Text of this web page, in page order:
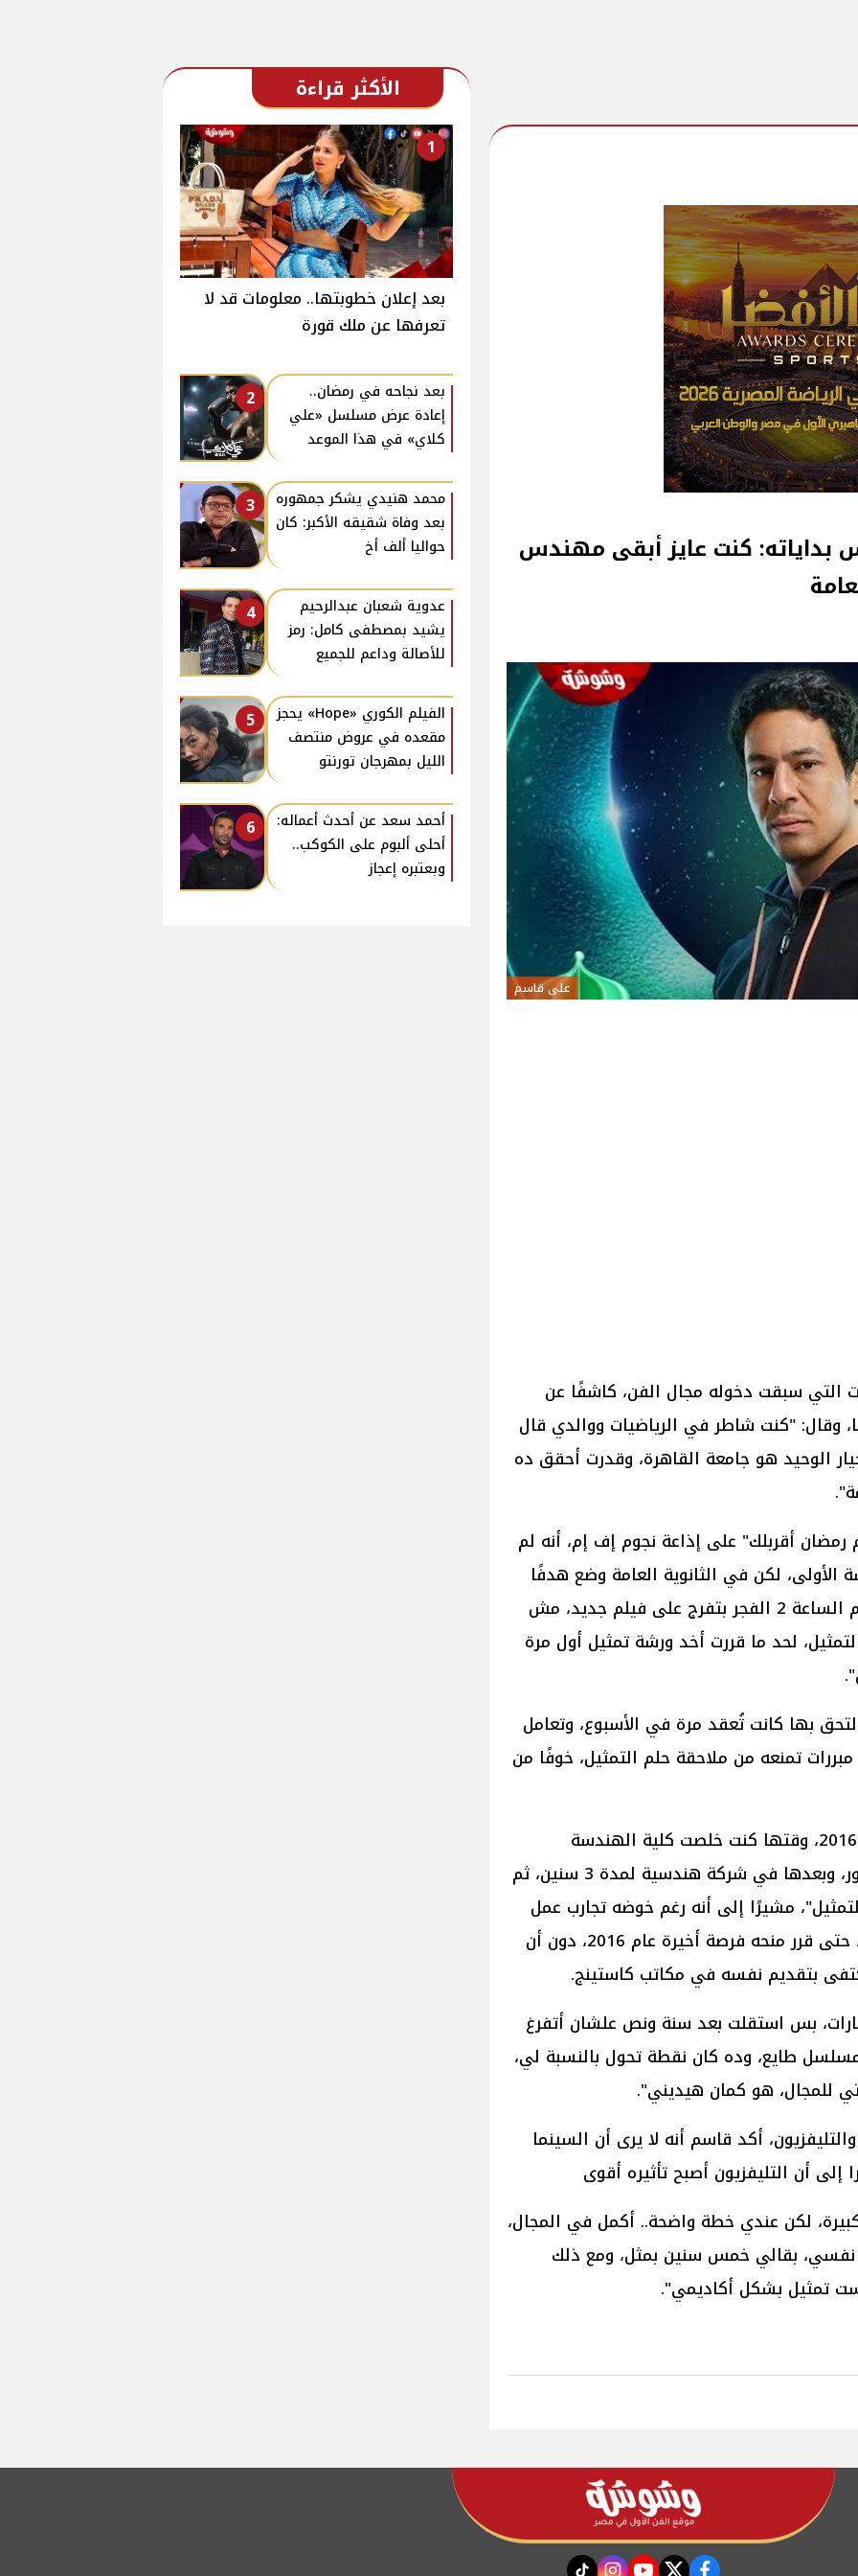
كنت عايز أبقى مهندس
على قاسم
التي سبقت دخوله مجال الفن، كاشفًا عن
"كنت شاطر في الرياضيات ووالدي قال
الوحيد هو جامعة القاهرة، وقدرت أحقق ده
أقربلك" على إذاعة نجوم إف إم، أنه لم
الأولى، لكن في الثانوية العامة وضع هدفًا
واضحًا لنفسه، مضيفًا: "كنت كل يوم الساعة 2 الفجر بتفرج على فيلم جديد، مش
لحد ما قررت أخد ورشة تمثيل أول مرة
بها كانت تُعقد مرة في الأسبوع، وتعامل
تمنعه من ملاحقة حلم التمثيل، خوفًا من
وأضاف: "فرملت نفسي سنين، لحد 2016، وقتها كنت خلصت كلية الهندسة
واشتغلت في شركة إعلانات 5 شهور، وبعدها في شركة هندسية لمدة 3 سنين، ثم
مشيرًا إلى أنه رغم خوضه تجارب عمل
متعددة، إلا أن التمثيل ظل يراوده، حتى قرر منحه فرصة أخيرة عام 2016، دون أن
بتقديم نفسه في مكاتب كاستينج.
بس استقلت بعد سنة ونص علشان أتفرغ
طايع، وده كان نقطة تحول بالنسبة لي،
أكد قاسم أنه لا يرى أن السينما
أن التليفزيون أصبح تأثيره أقوى
لكن عندي خطة واضحة.. أكمل في المجال،
بقالي خمس سنين بمثل، ومع ذلك
تمثيل بشكل أكاديمي".
الأكثر قراءة
1
بعد إعلان خطوبتها.. معلومات قد لا
تعرفها عن ملك قورة
2
بعد نجاحه في رمضان..
إعادة عرض مسلسل «علي
كلاي» في هذا الموعد
3
محمد هنيدي يشكر جمهوره
بعد وفاة شقيقه الأكبر: كان
حواليا ألف أخ
4
عدوية شعبان عبدالرحيم
يشيد بمصطفى كامل: رمز
للأصالة وداعم للجميع
5
الفيلم الكوري «Hope» يحجز
مقعده في عروض منتصف
الليل بمهرجان تورنتو
6
أحمد سعد عن أحدث أعماله:
أحلى ألبوم على الكوكب..
وبعتبره إعجاز